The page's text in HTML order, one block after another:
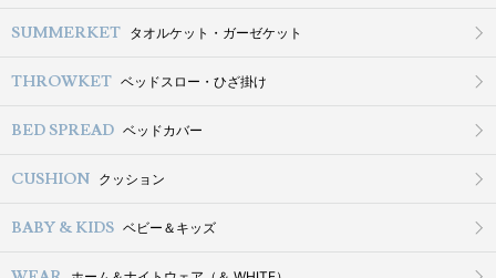
SUMMERKET タオルケット・ガーゼケット
THROWKET ベッドスロー・ひざ掛け
BED SPREAD ベッドカバー
CUSHION クッション
BABY & KIDS ベビー＆キッズ